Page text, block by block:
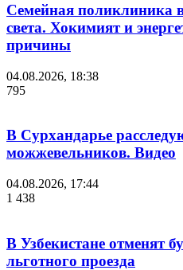
Семейная поликлиника
света. Хокимият и
причины
04.08.2026, 18:38
795
В Сурхандарье
можжевельников. Видео
04.08.2026, 17:44
1 438
В Узбекистане отменят
льготного проезда